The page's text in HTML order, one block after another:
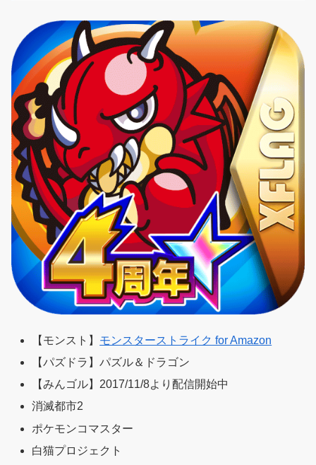
【モンスト】 モンスターストライク for Amazon
【パズドラ】パズル＆ドラゴン
【みんゴル】2017/11/8より配信開始中
消滅都市2
ポケモンコマスター
白猫プロジェクト